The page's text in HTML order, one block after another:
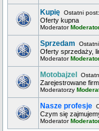
Kupię Ostatni post:
Oferty kupna
Moderator
Sprzedam
Oferty sprzedaży,
Moderator
Motobajzel
Zarejestrowane
Moderatorzy
Nasze profesje
Czym się
Moderator